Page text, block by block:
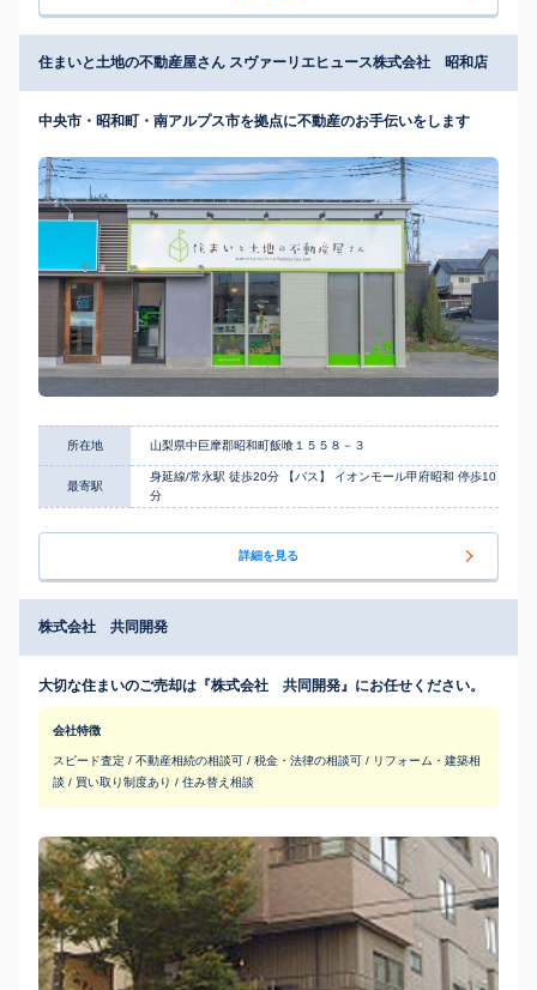
住まいと土地の不動産屋さん スヴァーリエヒュース株式会社 昭和店
中央市・昭和町・南アルプス市を拠点に不動産のお手伝いをします
所在地 山梨県中巨摩郡昭和町飯喰１５５８－３
最寄駅
身延線/常永駅 徒歩20分 【バス】 イオンモール甲府昭和 停歩10
分
詳細を見る
株式会社 共同開発
大切な住まいのご売却は『株式会社 共同開発』にお任せください。
会社特徴
スピード査定 / 不動産相続の相談可 / 税金・法律の相談可 / リフォーム・建築相
談 / 買い取り制度あり / 住み替え相談